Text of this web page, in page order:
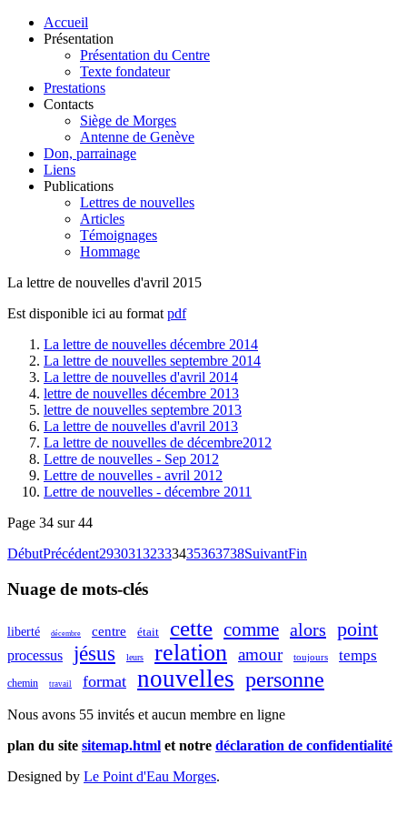
Accueil
Présentation
Présentation du Centre
Texte fondateur
Prestations
Contacts
Siège de Morges
Antenne de Genève
Don, parrainage
Liens
Publications
Lettres de nouvelles
Articles
Témoignages
Hommage
La lettre de nouvelles d'avril 2015
Est disponible ici au format pdf
La lettre de nouvelles décembre 2014
La lettre de nouvelles septembre 2014
La lettre de nouvelles d'avril 2014
lettre de nouvelles décembre 2013
lettre de nouvelles septembre 2013
La lettre de nouvelles d'avril 2013
La lettre de nouvelles de décembre2012
Lettre de nouvelles - Sep 2012
Lettre de nouvelles - avril 2012
Lettre de nouvelles - décembre 2011
Page 34 sur 44
DébutPrécédent29303132333435363738SuivantFin
Nuage de mots-clés
liberté décembre centre était cette comme alors point
processus jésus leurs relation amour toujours temps
chemin travail format nouvelles personne
Nous avons 55 invités et aucun membre en ligne
plan du site sitemap.html et notre déclaration de confidentialité
Designed by Le Point d'Eau Morges.